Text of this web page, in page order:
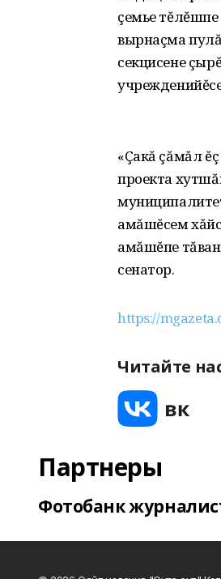
çемье
вырнаçма
секцисене
«Çакă çăмăл
проекта
амăшĕсем
амăшĕпе
сенатор.
https://
Читайте
Партнеры
Фотобанк